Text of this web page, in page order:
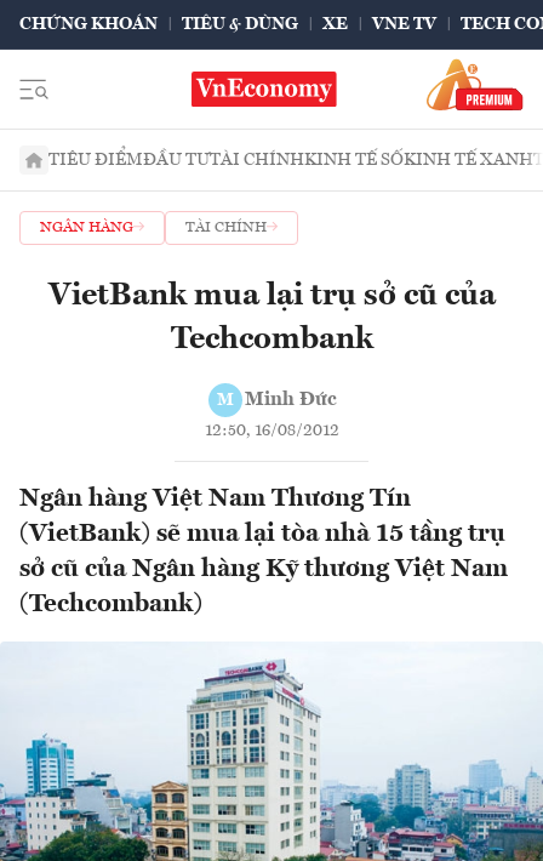
CHỨNG KHOÁN TIÊU & DÙNG XE VNE TV TECH
TIÊU ĐIỂMĐẦU TƯTÀI CHÍNHKINH TẾ SỐKINH TẾ XANH
NGÂN HÀNG TÀI CHÍNH
VietBank mua lại trụ sở cũ của
Techcombank
M Minh Đức
12:50, 16/08/2012
Ngân hàng Việt Nam Thương Tín
(VietBank) sẽ mua lại tòa nhà 15 tầng trụ
sở cũ của Ngân hàng Kỹ thương Việt Nam
(Techcombank)